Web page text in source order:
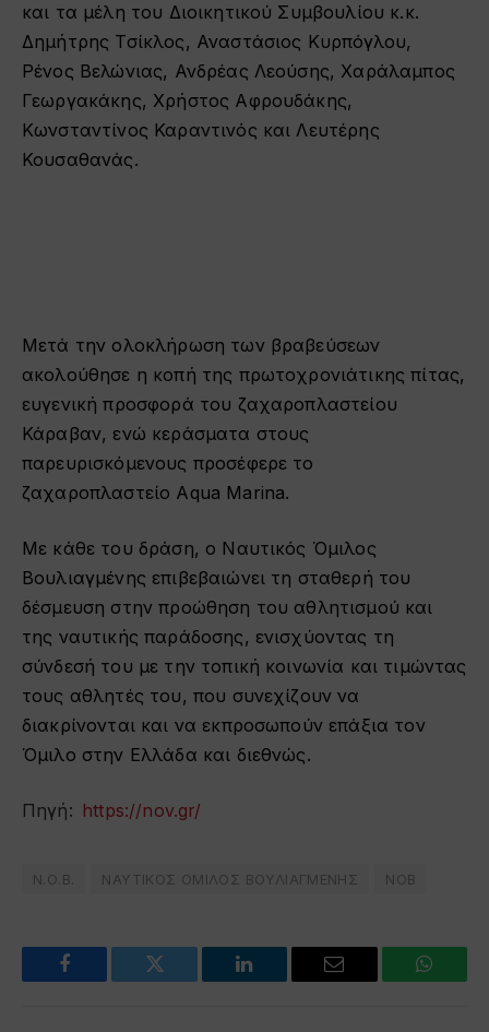
και τα μέλη του Διοικητικού Συμβουλίου κ.κ.
Δημήτρης Τσίκλος, Αναστάσιος Κυρπόγλου,
Ρένος Βελώνιας, Ανδρέας Λεούσης, Χαράλαμπος
Γεωργακάκης, Χρήστος Αφρουδάκης,
Κωνσταντίνος Καραντινός και Λευτέρης
Κουσαθανάς.
Μετά την ολοκλήρωση των βραβεύσεων
ακολούθησε η κοπή της πρωτοχρονιάτικης πίτας,
ευγενική προσφορά του ζαχαροπλαστείου
Κάραβαν, ενώ κεράσματα στους
παρευρισκόμενους προσέφερε το
ζαχαροπλαστείο Aqua Marina.
Με κάθε του δράση, ο Ναυτικός Όμιλος
Βουλιαγμένης επιβεβαιώνει τη σταθερή του
δέσμευση στην προώθηση του αθλητισμού και
της ναυτικής παράδοσης, ενισχύοντας τη
σύνδεσή του με την τοπική κοινωνία και τιμώντας
τους αθλητές του, που συνεχίζουν να
διακρίνονται και να εκπροσωπούν επάξια τον
Όμιλο στην Ελλάδα και διεθνώς.
Πηγή: https://nov.gr/
Ν.Ο.Β. ΝΑΥΤΙΚΟΣ ΟΜΙΛΟΣ ΒΟΥΛΙΑΓΜΕΝΗΣ ΝΟΒ
Facebook Twitter LinkedIn Email